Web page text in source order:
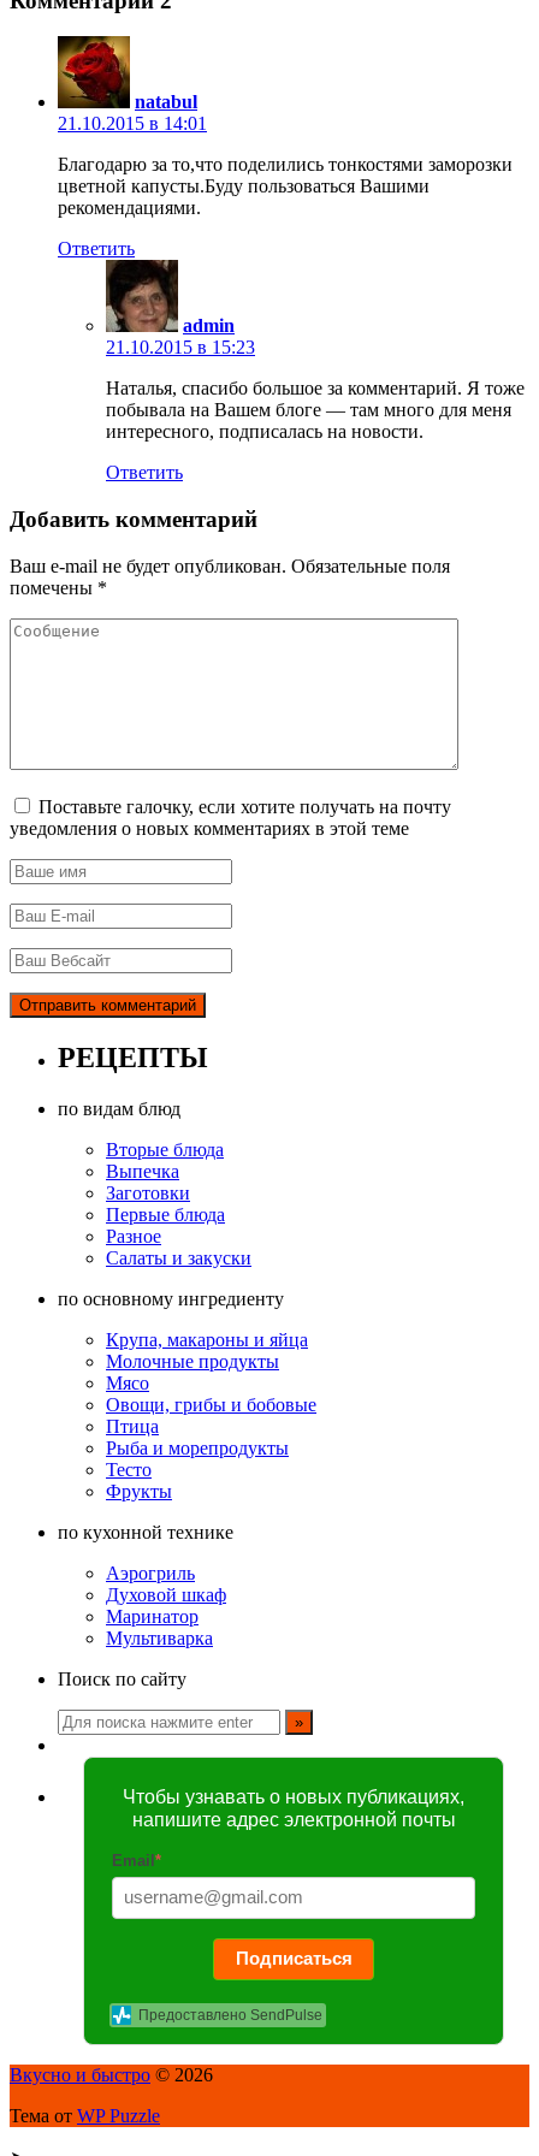
natabul
21.10.2015 в 14:01
Благодарю за то,что поделились тонкостями заморозки
цветной капусты.Буду пользоваться Вашими
рекомендациями.
Ответить
admin
21.10.2015 в 15:23
Наталья, спасибо большое за комментарий. Я тоже
побывала на Вашем блоге — там много для меня
интересного, подписалась на новости.
Ответить
Добавить комментарий
Ваш e-mail не будет опубликован. Обязательные поля
помечены *
Поставьте галочку, если хотите получать на почту
уведомления о новых комментариях в этой теме
РЕЦЕПТЫ
по видам блюд
Вторые блюда
Выпечка
Заготовки
Первые блюда
Разное
Салаты и закуски
по основному ингредиенту
Крупа, макароны и яйца
Молочные продукты
Мясо
Овощи, грибы и бобовые
Птица
Рыба и морепродукты
Тесто
Фрукты
по кухонной технике
Аэрогриль
Духовой шкаф
Маринатор
Мультиварка
Поиск по сайту
Чтобы узнавать о новых публикациях,
напишите адрес электронной почты
Email*
Подписаться
Предоставлено SendPulse
Вкусно и быстро © 2026
Тема от WP Puzzle